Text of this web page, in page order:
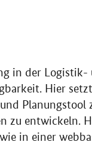
in der
Hier
zu entwickeln.
in einer